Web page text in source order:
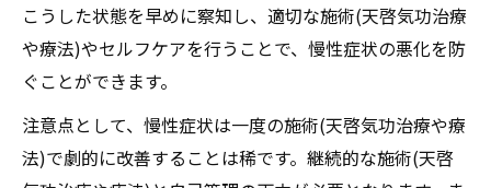
こうした状態を早めに察知し、適切な施術(天啓気功治療
や療法)やセルフケアを行うことで、慢性症状の悪化を防
ぐことができます。
注意点として、慢性症状は一度の施術(天啓気功治療や療
法)で劇的に改善することは稀です。継続的な施術(天啓